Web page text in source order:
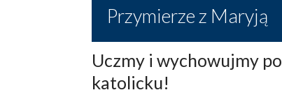
Przymierze z Maryją
Uczmy i wychowujmy po
katolicku!